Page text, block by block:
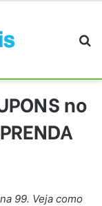
no
99. Veja como